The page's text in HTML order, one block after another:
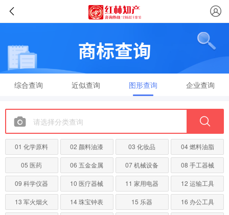
综合查询 近似查询 图形查询 企业查询
01 化学原料 02 颜料油漆 03 化妆品 04 燃料油脂
05 医药 06 五金金属 07 机械设备 08 手工器械
09 科学仪器 10 医疗器械 11 家用电器 12 运输工具
13 军火烟火 14 珠宝钟表 15 乐器 16 办公工具